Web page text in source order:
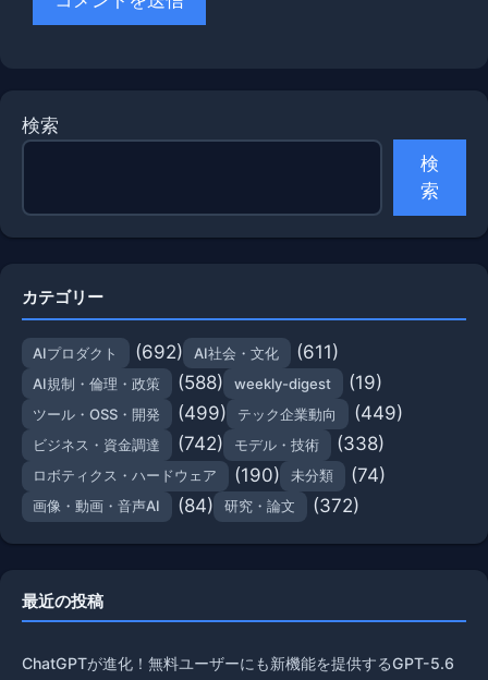
検索
検
索
カテゴリー
AIプロダクト (692) AI社会・文化 (611)
AI規制・倫理・政策 (588) weekly-digest (19)
ツール・OSS・開発 (499) テック企業動向 (449)
ビジネス・資金調達 (742) モデル・技術 (338)
ロボティクス・ハードウェア (190) 未分類 (74)
画像・動画・音声AI (84) 研究・論文 (372)
最近の投稿
ChatGPTが進化！無料ユーザーにも新機能を提供するGPT-5.6